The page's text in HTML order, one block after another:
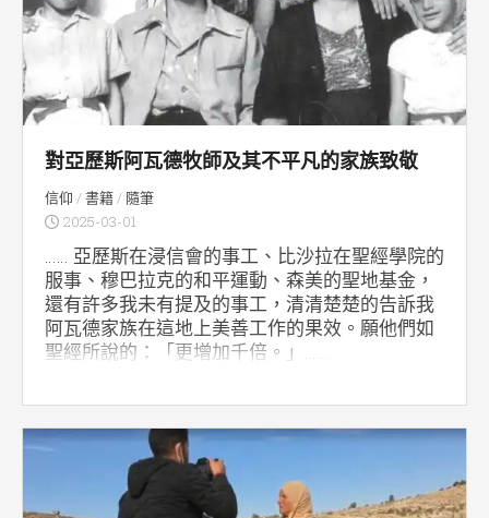
對亞歷斯阿瓦德牧師及其不平凡的家族致敬
信仰 /書籍/ 隨筆
2025-03-01
…… 亞歷斯在浸信會的事工、比沙拉在聖經學院的
服事、穆巴拉克的和平運動、森美的聖地基金，
還有許多我未有提及的事工，清清楚楚的告訴我
阿瓦德家族在這地上美善工作的果效。願他們如
聖經所說的：「更增加千倍。」……